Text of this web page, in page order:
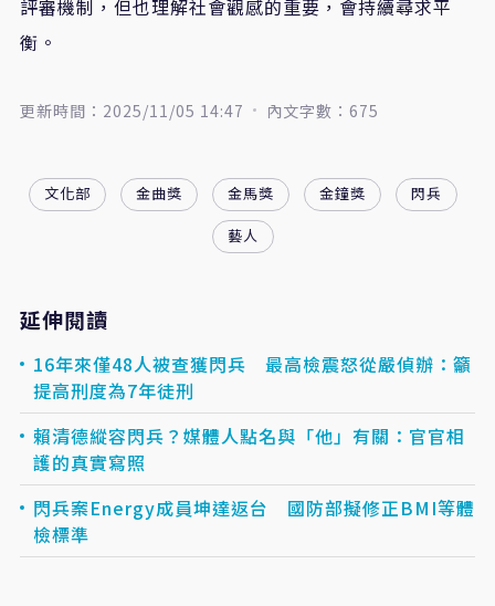
評審機制，但也理解社會觀感的重要，會持續尋求平
衡。
更新時間：2025/11/05 14:47 內文字數：675
文化部 金曲獎 金馬獎 金鐘獎
閃兵
藝人
延伸閱讀
16年來僅48人被查獲閃兵 最高檢震怒從嚴偵辦：籲
提高刑度為7年徒刑
賴清德縱容閃兵？媒體人點名與「他」有關：官官相
護的真實寫照
閃兵案Energy成員坤達返台 國防部擬修正BMI等體
檢標準